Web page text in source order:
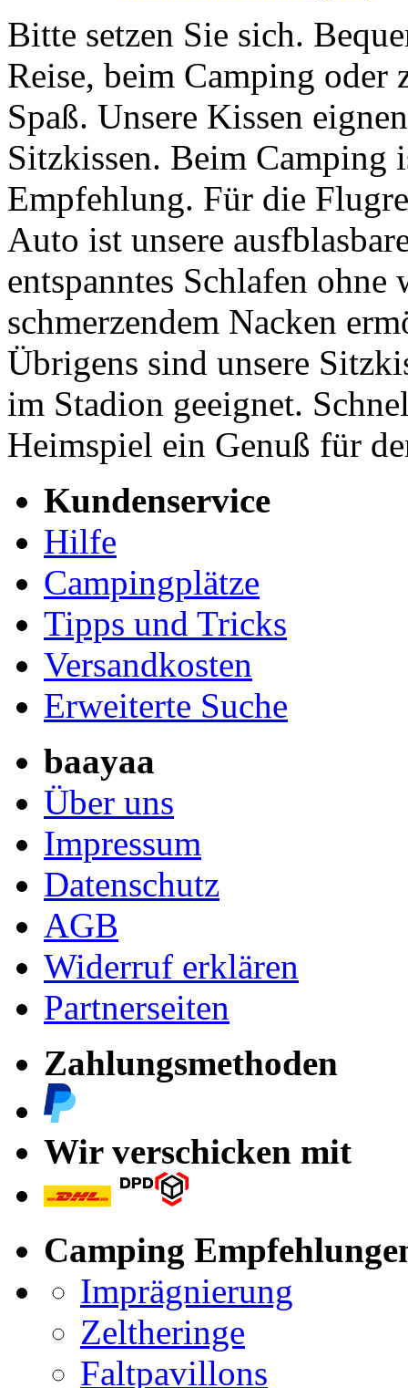
Bitte setzen Sie sich.
Reise, beim Camping oder
Spaß. Unsere Kissen
Sitzkissen. Beim Camping
Empfehlung. Für die
Auto ist unsere
entspanntes Schlafen
schmerzendem Nacken
Übrigens sind unsere
im Stadion geeignet.
Heimspiel ein Genuß für
Kundenservice
Hilfe
Campingplätze
Tipps und Tricks
Versandkosten
Erweiterte Suche
baayaa
Über uns
Impressum
Datenschutz
AGB
Widerruf erklären
Partnerseiten
Zahlungsmethoden
Wir verschicken mit
Camping
Imprägnierung
Zeltheringe
Faltpavillons